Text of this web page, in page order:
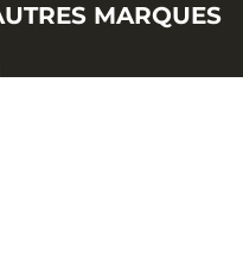
MARQUES